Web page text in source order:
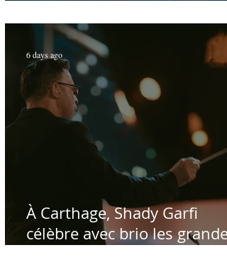
public tunisien
À Carthage, Shady Garfi
célèbre avec brio les grandes
6 days ago